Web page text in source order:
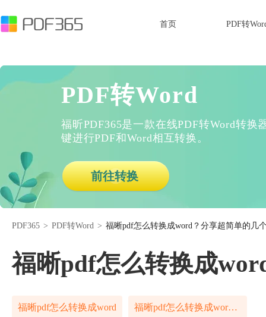
首页 PDF转
PDF转Word
福昕PDF365是一款在线PDF转Word转换
键进行PDF和Word相互转换。
前往转换
PDF365 > PDF转Word > 福晰pdf怎么转换成word？分享超简单的几
福晰pdf怎么转换成
福晰pdf怎么转换成word 福晰pdf怎么转换成word文档